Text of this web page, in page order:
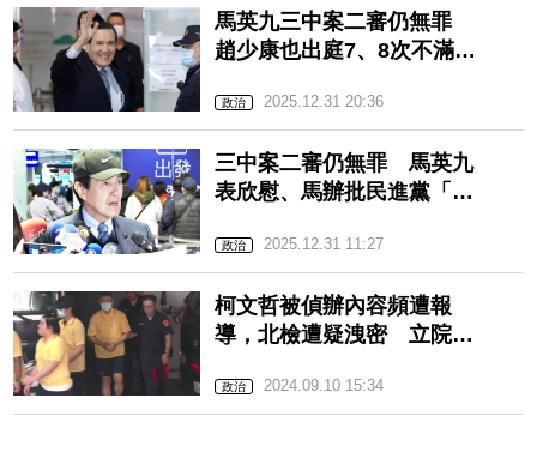
馬英九三中案二審仍無罪
趙少康也出庭7、8次不滿馬
政治 2025.12.31 20:36
三中案二審仍無罪 馬英九
表欣慰、馬辦批民進黨「東
政治 2025.12.31 11:27
柯文哲被偵辦內容頻遭報
導，北檢遭疑洩密 立院藍
政治 2024.09.10 15:34